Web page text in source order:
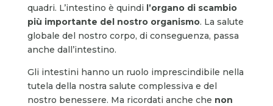
quadri. L’intestino è quindi l’organo di scambio
più importante del nostro organismo. La salute
globale del nostro corpo, di conseguenza, passa
anche dall’intestino.
Gli intestini hanno un ruolo imprescindibile nella
tutela della nostra salute complessiva e del
nostro benessere. Ma ricordati anche che non